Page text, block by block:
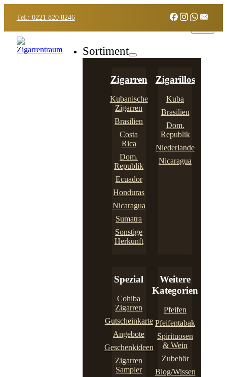
Tel.: 0221 820 8246
Sortiment
Zigarren
Kubanische
Zigarren
Brasilien
Costa
Rica
Dom.
Republik
Ecuador
Honduras
Nicaragua
Sumatra
Sonstige
Herkunft
Zigarillos
Kuba
Brasilien
Dom.
Republik
Niederlande
Nicaragua
Spezial
Cohiba
Zigarren
Gutscheinkarte
Angebote
Geschenkideen
Zigarren
Sampler
Weitere
Kategorien
Pfeifen
Pfeifentabak
Spirituosen
& Wein
Zubehör
Blog/Wissen